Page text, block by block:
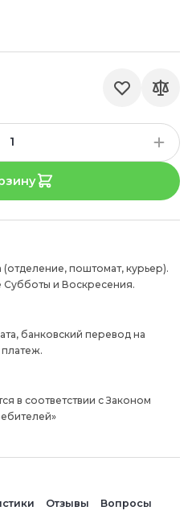
поштомат, курьер).
Субботы и Воскресения.
банковский перевод на
в соответствии с Законом
Отзывы Вопросы